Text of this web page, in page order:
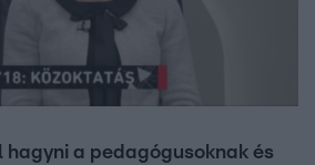
a pedagógusoknak és